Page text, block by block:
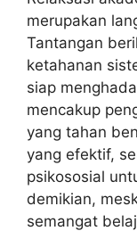
merupakan
Tantangan
ketahanan
siap
mencakup
yang tahan
yang efektif,
psikososial
demikian,
semangat